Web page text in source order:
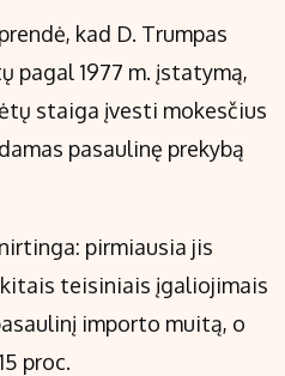
kad D. Trumpas
1977 m. įstatymą,
staiga įvesti mokesčius
pasaulinę prekybą
pirmiausia jis
teisiniais įgaliojimais
importo muitą, o
proc.